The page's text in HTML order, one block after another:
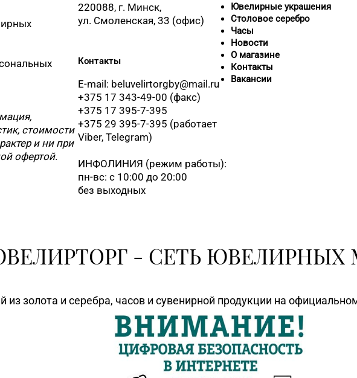
стоимости
и ни при
офертой.
220088, г. Минск,
ул. Смоленская, 33 (офис)
Контакты
E-mail: beluvelirtorgby@mail.ru
+375 17 343-49-00 (факс)
+375 17 395-7-395
+375 29 395-7-395 (работает
Viber, Telegram)
ИНФОЛИНИЯ (режим работы):
пн-вс: с 10:00 до 20:00
без выходных
Ювелирные украшения
Столовое серебро
Часы
Новости
О магазине
Контакты
Вакансии
- СЕТЬ ЮВЕЛИРНЫХ
золота и серебра, часов и сувенирной продукции на